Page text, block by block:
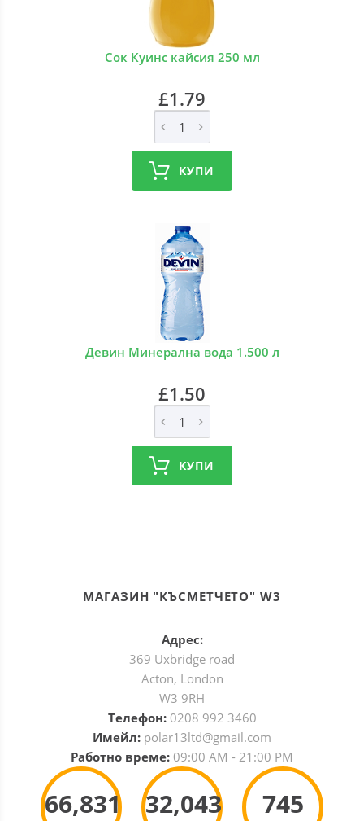
Сок Куинс кайсия 250 мл
£1.79
КУПИ
Девин Минерална вода 1.500 л
£1.50
КУПИ
МАГАЗИН "КЪСМЕТЧЕТО" W3
Адрес:
369 Uxbridge road
Acton, London
W3 9RH
Телефон: 0208 992 3460
Имейл: polar13ltd@gmail.com
Работно време: 09:00 AM - 21:00 PM
66,831 32,043 745